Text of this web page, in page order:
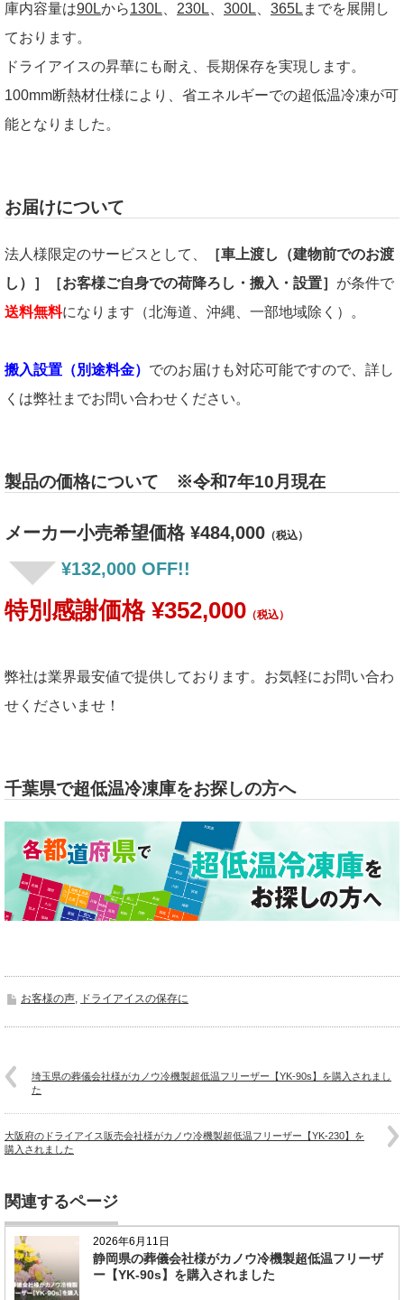
庫内容量は90Lから130L、 230L、 300L、 365Lまでを展開し
ております。
ドライアイスの昇華にも耐え、長期保存を実現します。
100mm断熱材仕様により、省エネルギーでの超低温冷凍が可
能となりました。
お届けについて
法人様限定のサービスとして、
［車上渡し（建物前でのお渡
し）］［お客様ご自身での荷降ろし・搬入・設置］ が条件で
送料無料になります（北海道、沖縄、一部地域除く）。
搬入設置（別途料金） でのお届けも対応可能ですので、詳し
くは弊社までお問い合わせください。
製品の価格について ※令和7年10月現在
メーカー小売希望価格 ¥484,000 （税込）
¥132,000 OFF!!
特別感謝価格 ¥352,000 （税込）
弊社は業界最安値で提供しております。お気軽にお問い合わ
せくださいませ！
千葉県で超低温冷凍庫をお探しの方へ
お客様の声, ドライアイスの保存に
埼玉県の葬儀会社様がカノウ冷機製超低温フリーザー【YK-90s】を購入されまし
た
大阪府のドライアイス販売会社様がカノウ冷機製超低温フリーザー【YK-230】を
購入されました
関連するページ
2026年6月11日
静岡県の葬儀会社様がカノウ冷機製超低温フリーザ
ー【YK-90s】を購入されました